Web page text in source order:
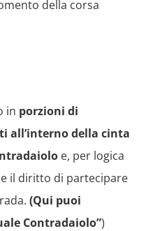
della corsa
in porzioni di
all’interno della cinta
e, per logica
il diritto di partecipare
(Qui puoi
Contradaiolo”)